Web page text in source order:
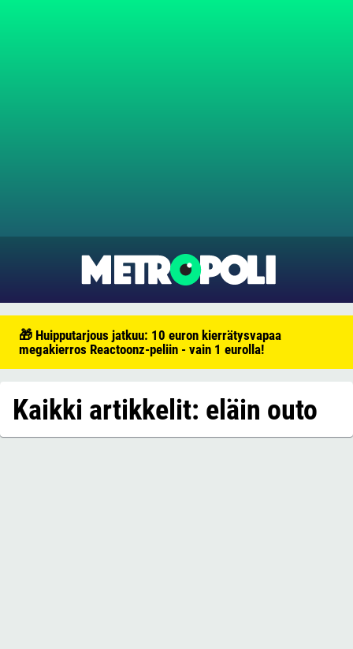
🎁 Huipputarjous jatkuu: 10 euron kierrätysvapaa
megakierros Reactoonz-peliin - vain 1 eurolla!
Kaikki artikkelit: eläin outo